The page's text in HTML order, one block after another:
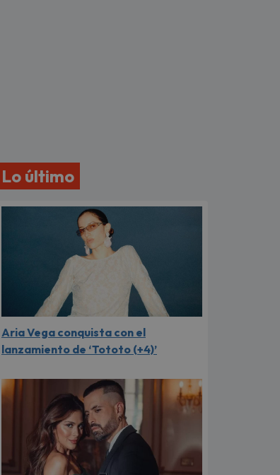
Lo último
Aria Vega conquista con el
lanzamiento de ‘Tototo (+4)’